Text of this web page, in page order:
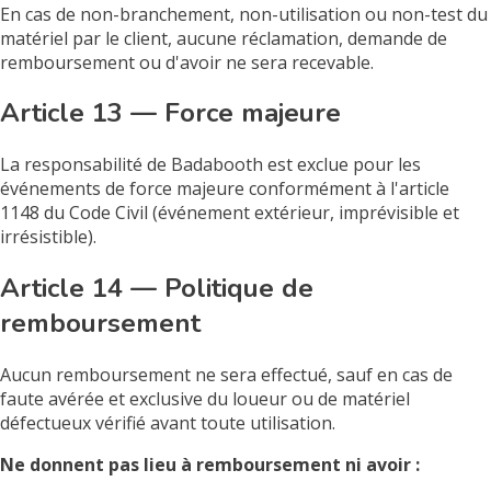
En cas de non-branchement, non-utilisation ou non-test du
matériel par le client, aucune réclamation, demande de
remboursement ou d'avoir ne sera recevable.
Article 13 — Force majeure
La responsabilité de Badabooth est exclue pour les
événements de force majeure conformément à l'article
1148 du Code Civil (événement extérieur, imprévisible et
irrésistible).
Article 14 — Politique de
remboursement
Aucun remboursement ne sera effectué, sauf en cas de
faute avérée et exclusive du loueur ou de matériel
défectueux vérifié avant toute utilisation.
Ne donnent pas lieu à remboursement ni avoir :